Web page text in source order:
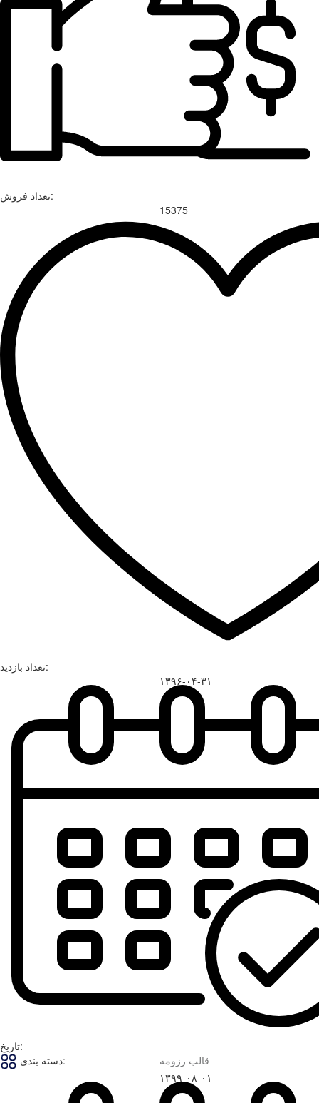
تعداد فروش:
تعداد بازدید:
15375
تاریخ:
۱۳۹۶-۰۴-۳۱
دسته بندی: قالب رزومه
۱۳۹۹-۰۸-۰۱